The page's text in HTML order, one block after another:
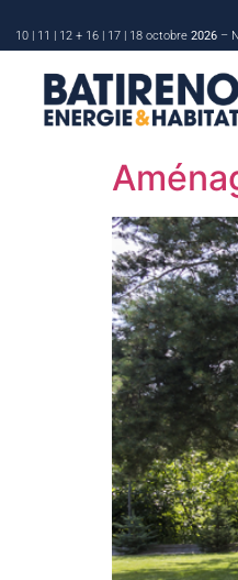
10 | 11 | 12 + 16 | 17 | 18 octobre 2026 –